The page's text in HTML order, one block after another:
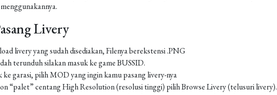
Livery
livery yang sudah disediakan, Filenya berekstensi .PNG
terunduh silakan masuk ke game BUSSID.
ke garasi, pilih MOD yang ingin kamu pasang livery-nya
“palet” centang High Resolution (resolusi tinggi) pilih Browse Livery (telusuri livery).